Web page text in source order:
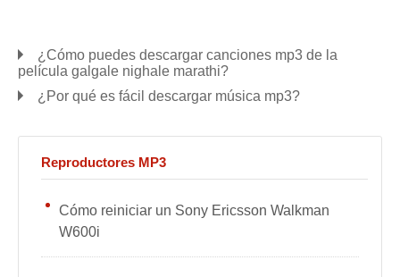
¿Cómo puedes descargar canciones mp3 de la
película galgale nighale marathi?
¿Por qué es fácil descargar música mp3?
Reproductores MP3
Cómo reiniciar un Sony Ericsson Walkman
W600i